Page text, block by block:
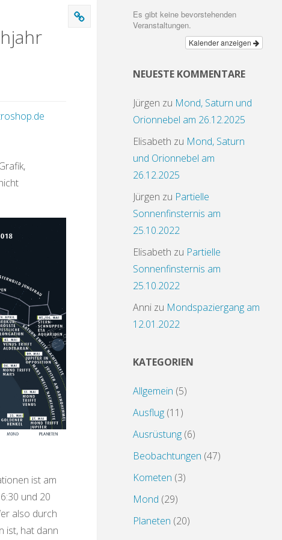
ist am
und 20
also durch
ist, hat dann
Es gibt keine bevorstehenden
Veranstaltungen.
Kalender anzeigen
NEUESTE KOMMENTARE
Jürgen zu Mond, Saturn und
Orionnebel am 26.12.2025
Elisabeth zu Mond, Saturn
und Orionnebel am
26.12.2025
Jürgen zu Partielle
Sonnenfinsternis am
25.10.2022
Elisabeth zu Partielle
Sonnenfinsternis am
25.10.2022
Anni zu Mondspaziergang am
12.01.2022
KATEGORIEN
Allgemein (5)
Ausflug (11)
Ausrüstung (6)
Beobachtungen (47)
Kometen (3)
Mond (29)
Planeten (20)